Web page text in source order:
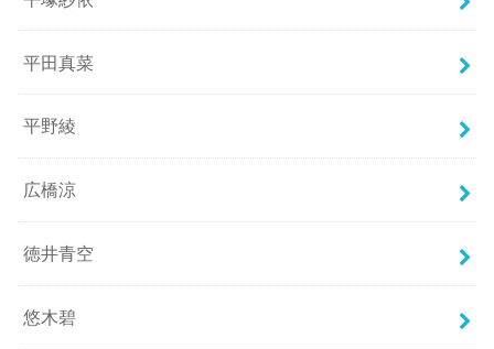
平田真菜
平野綾
広橋涼
徳井青空
悠木碧